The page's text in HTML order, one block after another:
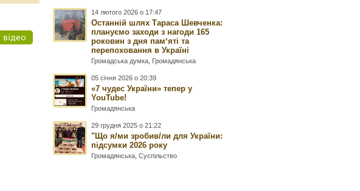
14 лютого 2026 о 17:47
Останній шлях Тараса Шевченка:
плануємо заходи з нагоди 165
роковин з дня памʼяті та
перепоховання в Україні
Громадська думка Громадянська
05 січня 2026 о 20:39
«7 чудес України» тепер у
YouTube!
Громадянська
29 грудня 2025 о 21:22
"Що я/ми зробив/ли для України:
підсумки 2026 року
Громадянська ,Суспільство